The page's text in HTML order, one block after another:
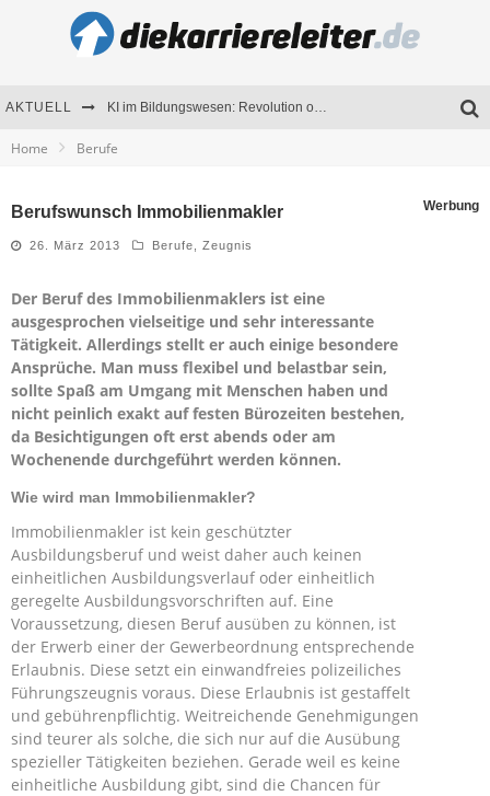
AKTUELL KI im Bildungswesen: Revolution oder Risiko für Schulen und Universitäten?
Home Berufe
Berufswunsch Immobilienmakler Werbung
26. März 2013 Berufe Zeugnis
Der Beruf des Immobilienmaklers ist eine
ausgesprochen vielseitige und sehr interessante
Tätigkeit. Allerdings stellt er auch einige besondere
Ansprüche. Man muss flexibel und belastbar sein,
sollte Spaß am Umgang mit Menschen haben und
nicht peinlich exakt auf festen Bürozeiten bestehen,
da Besichtigungen oft erst abends oder am
Wochenende durchgeführt werden können.
Wie wird man Immobilienmakler?
Immobilienmakler ist kein geschützter
Ausbildungsberuf und weist daher auch keinen
einheitlichen Ausbildungsverlauf oder einheitlich
geregelte Ausbildungsvorschriften auf. Eine
Voraussetzung, diesen Beruf ausüben zu können, ist
der Erwerb einer der Gewerbeordnung entsprechende
Erlaubnis. Diese setzt ein einwandfreies polizeiliches
Führungszeugnis voraus. Diese Erlaubnis ist gestaffelt
und gebührenpflichtig. Weitreichende Genehmigungen
sind teurer als solche, die sich nur auf die Ausübung
spezieller Tätigkeiten beziehen. Gerade weil es keine
einheitliche Ausbildung gibt, sind die Chancen für